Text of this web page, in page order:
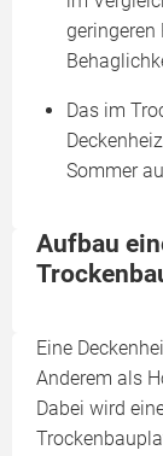
geringeren
Das im
Sommer
Aufbau
Eine
Anderem als
Dabei wird